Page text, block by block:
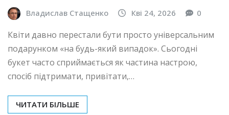
Владислав Стащенко Кві 24, 2026 0
Квіти давно перестали бути просто універсальним
подарунком «на будь-який випадок». Сьогодні
букет часто сприймається як частина настрою,
спосіб підтримати, привітати,…
ЧИТАТИ БІЛЬШЕ